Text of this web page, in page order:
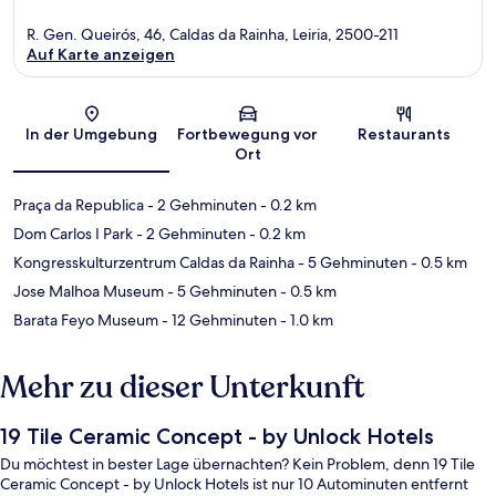
Karte
R. Gen. Queirós, 46, Caldas da Rainha, Leiria, 2500-211
Auf Karte anzeigen
In der Umgebung
Fortbewegung vor
Ort
Restaurants
Praça da Republica- 2 Gehminuten- 0.2 km
Dom Carlos I Park- 2 Gehminuten- 0.2 km
Kongresskulturzentrum Caldas da Rainha- 5 Gehminuten- 0.5 km
Jose Malhoa Museum- 5 Gehminuten- 0.5 km
Barata Feyo Museum- 12 Gehminuten- 1.0 km
Mehr zu dieser Unterkunft
19 Tile Ceramic Concept - by Unlock Hotels
Du möchtest in bester Lage übernachten? Kein Problem, denn 19 Tile
Ceramic Concept - by Unlock Hotels ist nur 10 Autominuten entfernt